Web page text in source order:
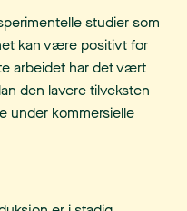
studier som
kan være positivt for
arbeidet har det vært
den lavere tilveksten
under kommersielle